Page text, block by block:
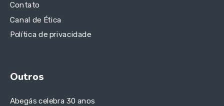
Contato
Canal de Ética
Política de privacidade
Outros
Abegás celebra 30 anos